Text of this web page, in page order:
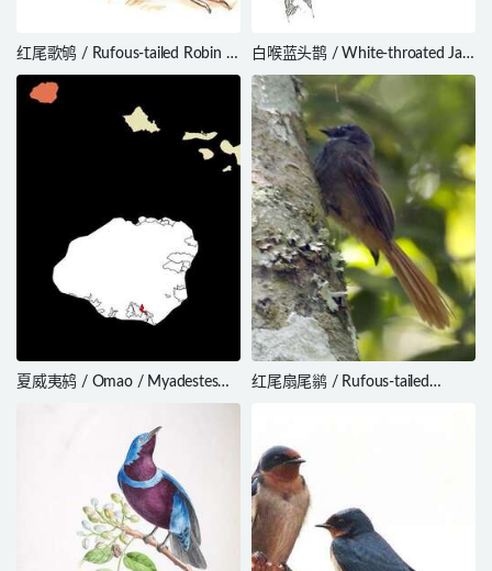
红尾歌鸲 / Rufous-tailed Robin /
Larvivora sibilans
白喉蓝头鹊 / White-throated Jay
/ Cyanolyca mirabilis
夏威夷鸫 / Omao / Myadestes
红尾扇尾鹟 / Rufous-tailed